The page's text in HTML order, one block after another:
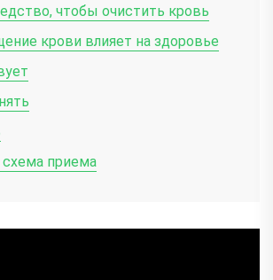
чтобы очистить кровь
крови влияет на здоровье
схема приема